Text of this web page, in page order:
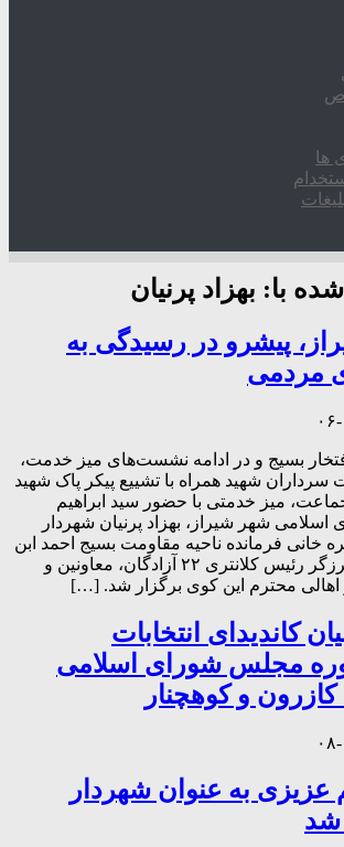
ها
با: بهزاد پرنیان
۱۱ شیراز، پیشرو در رسیدگی به
مردمی
بسیج و در ادامه نشست‌های میز خدمت،
سرداران شهید همراه با تشییع پیکر پاک شهید
میز خدمتی با حضور سید ابراهیم
شهر شیراز، بهزاد پرنیان شهردار
قره خانی فرمانده ناحیه مقاومت بسیج احمد ابن
موسی(ع)، سرگرد برزگر رئیس کلانتری ۲۲ آزادگان، معاونین و
کاندیدای انتخابات
مجلس شورای اسلامی
کازرون و کوهچنار
به عنوان شهردار
شد